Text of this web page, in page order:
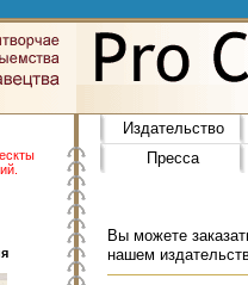
Издательство
Пресса
Вы можете
нашем